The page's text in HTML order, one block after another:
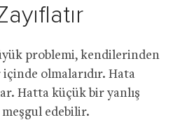
problemi, kendilerinden
olmalarıdır. Hata
Hatta küçük bir yanlış
edebilir.